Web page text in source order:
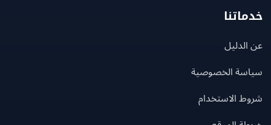
الخصوصية
الاستخدام